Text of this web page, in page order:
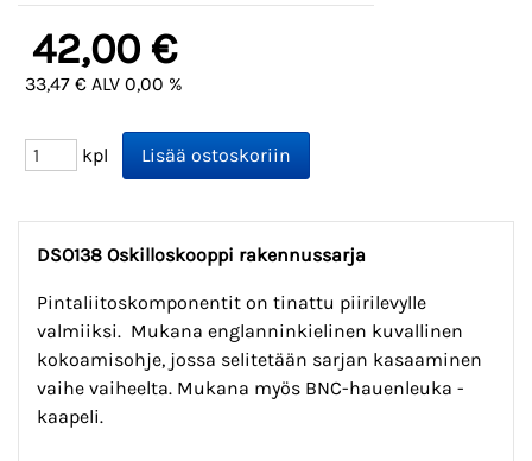
42,00 €
33,47 € ALV 0,00 %
kpl
DSO138 Oskilloskooppi rakennussarja
Pintaliitoskomponentit on tinattu piirilevylle
valmiiksi. Mukana englanninkielinen kuvallinen
kokoamisohje, jossa selitetään sarjan kasaaminen
vaihe vaiheelta. Mukana myös BNC-hauenleuka -
kaapeli.